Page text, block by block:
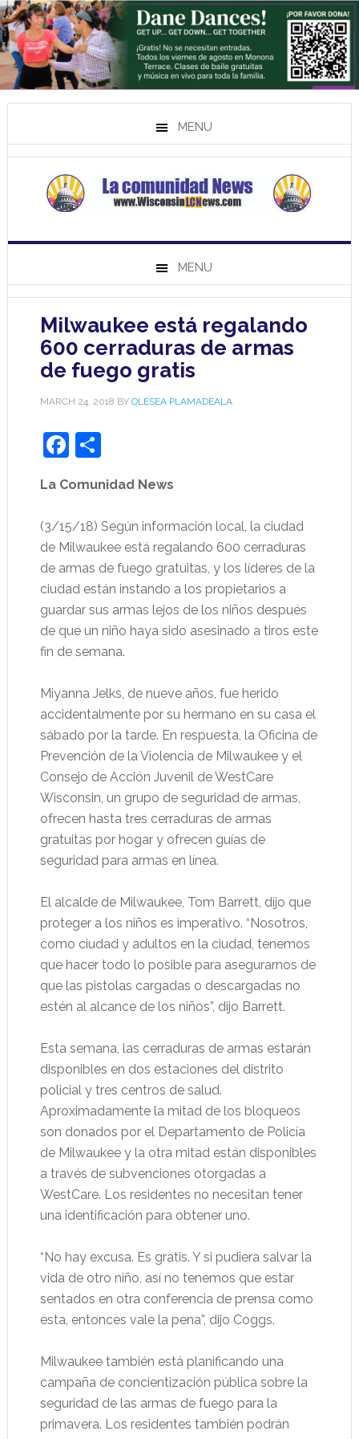
MENU
MENU
Milwaukee está regalando
600 cerraduras de armas
de fuego gratis
MARCH 24, 2018 BY OLESEA PLAMADEALA
Facebook
Share
La Comunidad News
(3/15/18) Según información local, la ciudad
de Milwaukee está regalando 600 cerraduras
de armas de fuego gratuitas, y los líderes de la
ciudad están instando a los propietarios a
guardar sus armas lejos de los niños después
de que un niño haya sido asesinado a tiros este
fin de semana.
Miyanna Jelks, de nueve años, fue herido
accidentalmente por su hermano en su casa el
sábado por la tarde. En respuesta, la Oficina de
Prevención de la Violencia de Milwaukee y el
Consejo de Acción Juvenil de WestCare
Wisconsin, un grupo de seguridad de armas,
ofrecen hasta tres cerraduras de armas
gratuitas por hogar y ofrecen guías de
seguridad para armas en línea.
El alcalde de Milwaukee, Tom Barrett, dijo que
proteger a los niños es imperativo. “Nosotros,
como ciudad y adultos en la ciudad, tenemos
que hacer todo lo posible para asegurarnos de
que las pistolas cargadas o descargadas no
estén al alcance de los niños”, dijo Barrett.
Esta semana, las cerraduras de armas estarán
disponibles en dos estaciones del distrito
policial y tres centros de salud.
Aproximadamente la mitad de los bloqueos
son donados por el Departamento de Policía
de Milwaukee y la otra mitad están disponibles
a través de subvenciones otorgadas a
WestCare. Los residentes no necesitan tener
una identificación para obtener uno.
“No hay excusa. Es gratis. Y si pudiera salvar la
vida de otro niño, así no tenemos que estar
sentados en otra conferencia de prensa como
esta, entonces vale la pena”, dijo Coggs.
Milwaukee también está planificando una
campaña de concientización pública sobre la
seguridad de las armas de fuego para la
primavera. Los residentes también podrán